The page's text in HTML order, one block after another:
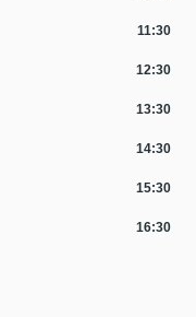
11:30
12:30
13:30
14:30
15:30
16:30